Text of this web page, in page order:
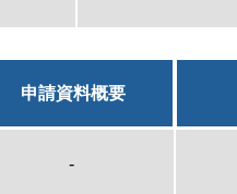
申請資料概要
-